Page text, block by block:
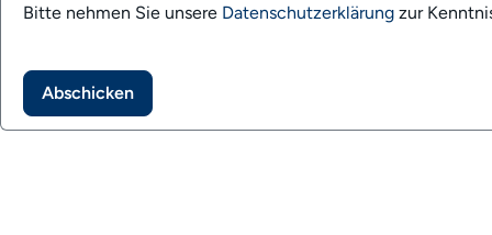
Bitte nehmen Sie unsere Datenschutzerklärung zur